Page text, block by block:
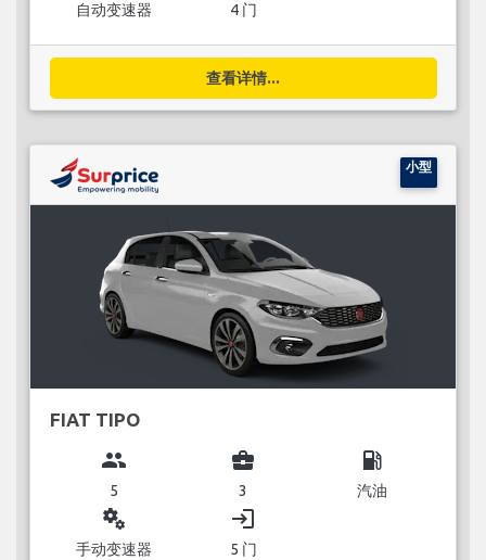
自动变速器 4 门
查看详情...
小型
FIAT TIPO
group
5
business_center
3
local_gas_station
汽油
miscellaneous_services
手动变速器
login
5 门